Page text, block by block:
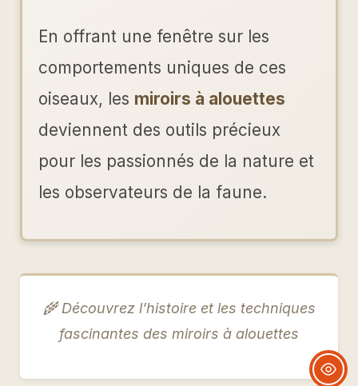
En offrant une fenêtre sur les
comportements uniques de ces
oiseaux, les miroirs à alouettes
deviennent des outils précieux
pour les passionnés de la nature et
les observateurs de la faune.
🌾 Découvrez l’histoire et les techniques
fascinantes des miroirs à alouettes